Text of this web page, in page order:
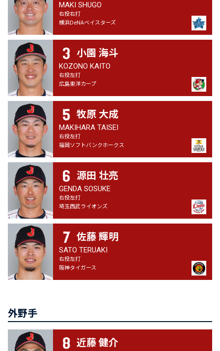
MAKI SHUGO
右投右打
横浜DeNAベイスターズ
小園 海斗
KOZONO KAITO
右投左打
広島東洋カープ
牧原 大成
MAKIHARA TAISEI
右投左打
福岡ソフトバンクホークス
源田 壮亮
GENDA SOSUKE
右投左打
埼玉西武ライオンズ
佐藤 輝明
SATO TERUAKI
右投左打
阪神タイガース
外野手
近藤 健介